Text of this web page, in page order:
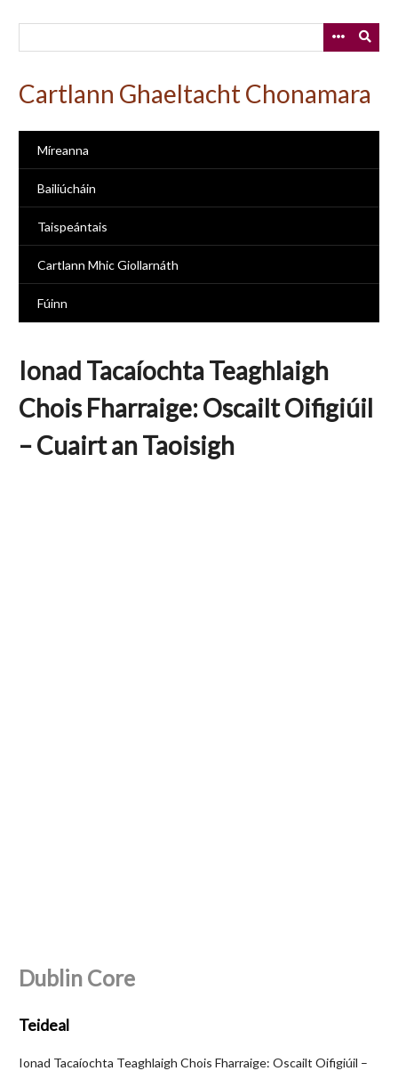
Cartlann Ghaeltacht Chonamara
Míreanna
Bailiúcháin
Taispeántais
Cartlann Mhic Giollarnáth
Fúinn
Ionad Tacaíochta Teaghlaigh
Chois Fharraige: Oscailt Oifigiúil
– Cuairt an Taoisigh
Dublin Core
Teideal
Ionad Tacaíochta Teaghlaigh Chois Fharraige: Oscailt Oifigiúil –